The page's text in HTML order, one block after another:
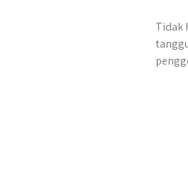
Tidak